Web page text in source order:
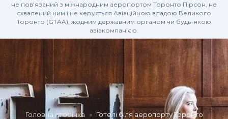
не пов'язаний з міжнародним аеропортом Торонто Пірсон, не
схвалений ним і не керується Авіаційною владою Великого
Торонто (GTAA), жодним державним органом чи будь-якою
авіакомпанією.
Головна сторінка » Готелі біля аеропорту Торонто